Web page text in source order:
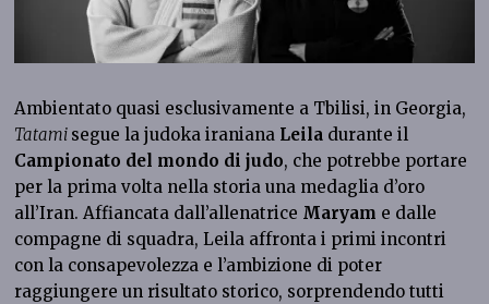
Ambientato quasi esclusivamente a Tbilisi, in Georgia,
Tatami segue la judoka iraniana Leila durante il
Campionato del mondo di judo, che potrebbe portare
per la prima volta nella storia una medaglia d’oro
all’Iran. Affiancata dall’allenatrice Maryam e dalle
compagne di squadra, Leila affronta i primi incontri
con la consapevolezza e l’ambizione di poter
raggiungere un risultato storico, sorprendendo tutti